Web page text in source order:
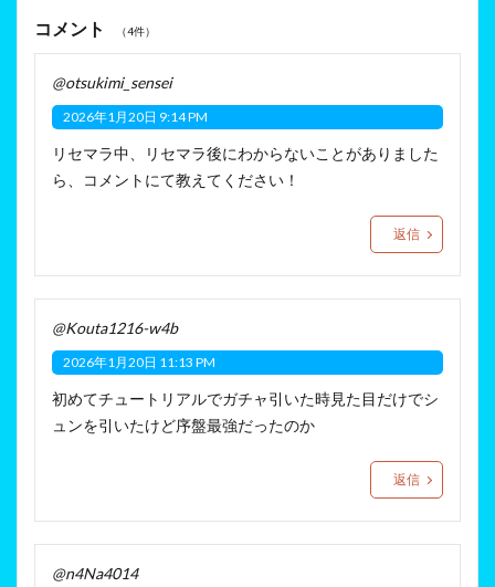
コメント （4件）
@otsukimi_sensei
2026年1月20日 9:14 PM
リセマラ中、リセマラ後にわからないことがありました
ら、コメントにて教えてください！
返信
@Kouta1216-w4b
2026年1月20日 11:13 PM
初めてチュートリアルでガチャ引いた時見た目だけでシ
ュンを引いたけど序盤最強だったのか
返信
@n4Na4014